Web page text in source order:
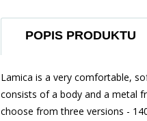
POPIS PRODUKTU
Lamica is a very comfortable,
consists of a body and a metal
choose from three versions -